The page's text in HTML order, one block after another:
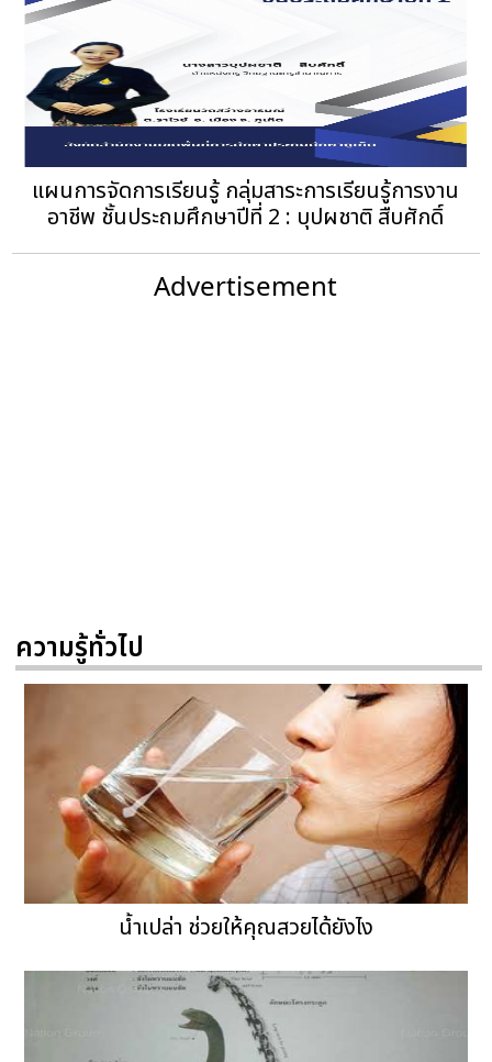
แผนการจัดการเรียนรู้ กลุ่มสาระการเรียนรู้การงาน
อาชีพ ชั้นประถมศึกษาปีที่ 2 : บุปผชาติ สืบศักดิ์
Advertisement
ความรู้ทั่วไป
น้ำเปล่า ช่วยให้คุณสวยได้ยังไง